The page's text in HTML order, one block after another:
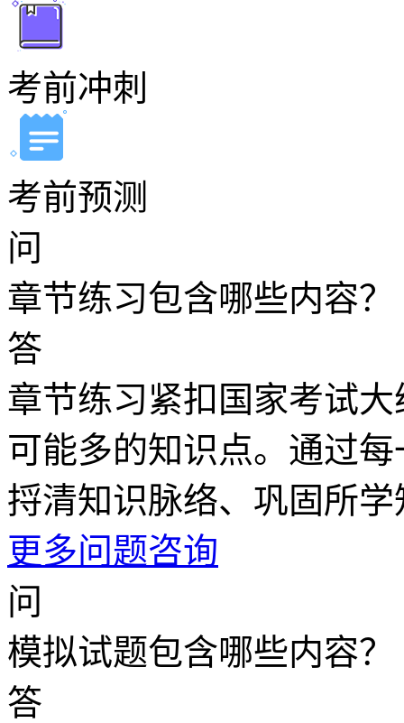
考前冲刺
考前预测
问
章节练习包含哪些内容？
答
章节练习紧扣国家考试
可能多的知识点。通过
捋清知识脉络、巩固所学
更多问题咨询
问
模拟试题包含哪些内容？
答